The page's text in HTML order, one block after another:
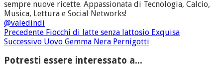
sempre nuove ricette. Appassionata di Tecnologia, Calcio,
Musica, Lettura e Social Networks!
@valedindi
Precedente Fiocchi di latte senza lattosio Exquisa
Successivo Uovo Gemma Nera Pernigotti
Potresti essere interessato a...